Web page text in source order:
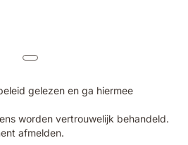
gelezen en ga hiermee
worden vertrouwelijk behandeld.
afmelden.